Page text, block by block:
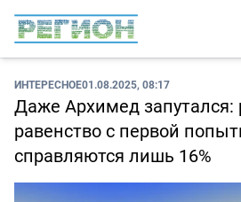
ИНТЕРЕСНОЕ01.08.2025, 08:17
Даже Архимед запутался:
равенство с первой
справляются лишь 16%